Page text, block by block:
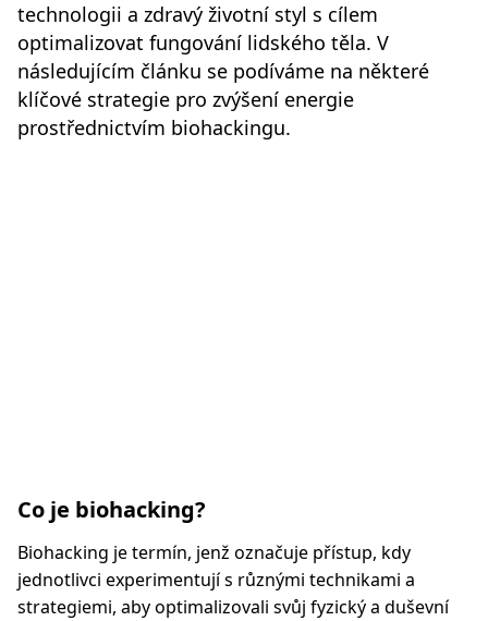
technologii a zdravý životní styl s cílem
optimalizovat fungování lidského těla. V
následujícím článku se podíváme na některé
klíčové strategie pro zvýšení energie
prostřednictvím biohackingu.
Co je biohacking?
Biohacking je termín, jenž označuje přístup, kdy
jednotlivci experimentují s různými technikami a
strategiemi, aby optimalizovali svůj fyzický a duševní